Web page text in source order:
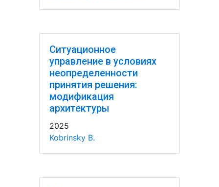
Ситуационное
управление в условиях
неопределенности
принятия решения:
модификация
архитектуры
2025
Kobrinsky B.